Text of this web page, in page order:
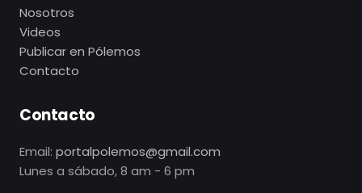
Nosotros
Videos
Publicar en Pólemos
Contacto
Contacto
Email: portalpolemos@gmail.com
Lunes a sábado, 8 am - 6 pm